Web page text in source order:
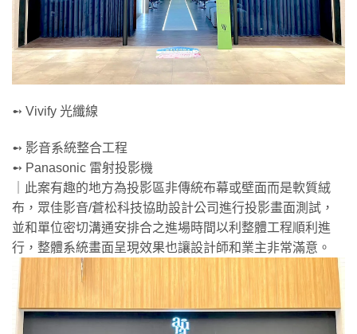
➻ Vivify 光纖線
➻ 影音系統整合工程
➻ Panasonic 雷射投影機
｜此案有趣的地方為投影區非傳統布幕或壁面而是軟質絨
布，眾佳影音/蒼松科技協助設計公司進行投影畫面測試，
並和單位密切溝通安排合之進場時間以利整體工程順利進
行，整體系統畫面呈現效果也讓設計師和業主非常滿意。